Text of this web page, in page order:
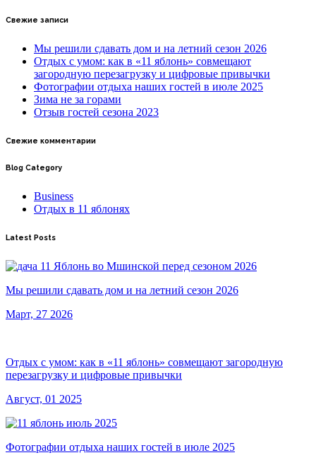
Свежие записи
Мы решили сдавать дом и на летний сезон 2026
Отдых с умом: как в «11 яблонь» совмещают
загородную перезагрузку и цифровые привычки
Фотографии отдыха наших гостей в июле 2025
Зима не за горами
Отзыв гостей сезона 2023
Свежие комментарии
Blog Category
Business
Отдых в 11 яблонях
Latest Posts
Мы решили сдавать дом и на летний сезон 2026
Март, 27 2026
Отдых с умом: как в «11 яблонь» совмещают загородную
перезагрузку и цифровые привычки
Август, 01 2025
Фотографии отдыха наших гостей в июле 2025